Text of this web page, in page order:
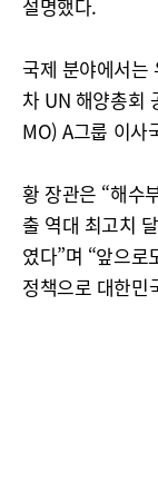
설명했다.
국제 분야에서는
차 UN 해양총회
MO) A그룹 이사
황 장관은 “해수
출 역대 최고치
였다”며 “앞으
정책으로 대한민